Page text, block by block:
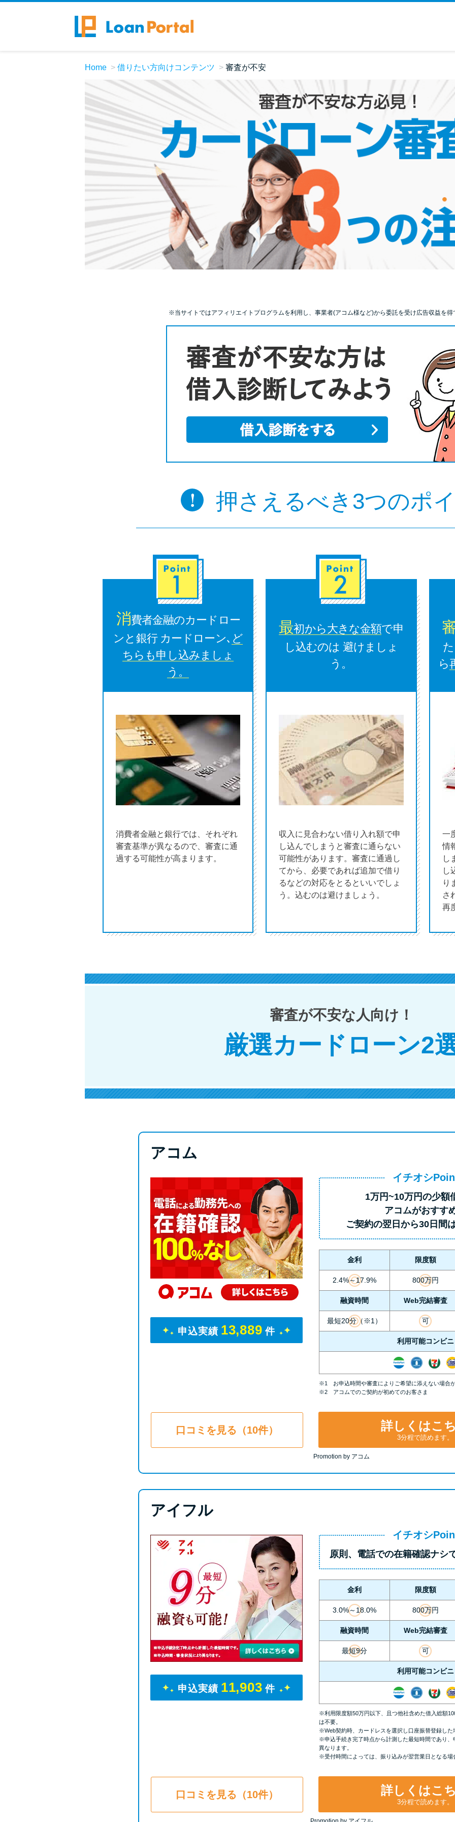
Home 借りたい方向けコンテンツ 審査が不安
※当サイトではアフィリエイトプログラムを利用し、事業者(アコム様など)から委託を受け広告収益を得
押さえるべき3つのポ
消費者金融のカードロー
ンと銀行 カードローン､ ど
ちらも申し込みましょ
う。
消費者金融と銀行では、それぞれ
審査基準が異なるので、審査に通
過する可能性が高まります。
最初から大きな金額で申
し込むのは 避けましょ
う。
収入に見合わない借り入れ額で申
し込んでしまうと審査に通らない
可能性があります。審査に通過し
てから、必要であれば追加で借り
るなどの対応をとるといいでしょ
う。込むのは避けましょう。
ら
一
情
し
し
り
さ
再
審査が不安な人向け！
厳選カードローン2
アコム
申込実績 13,889 件
イチオシ
1万円~10万円の少額
アコムがおすす
ご契約の翌日から30日間
金利 限度額
2.4%～17.9% 800万円
融資時間 Web完結審査
最短20分（※1） 可
利用可能コンビニ
※1 お申込時間や審査によりご希望に添えない場合が
※2 アコムでのご契約が初めてのお客さま
口コミを見る（10件） 詳しくはこ
3分程で読めます。
Promotion by アコム
アイフル
申込実績 11,903 件
イチオシ
原則、 電話での在籍確認ナシ
金利 限度額
3.0%～18.0% 800万円
融資時間 Web完結審査
最短9分 可
利用可能コンビニ
※利用限度額50万円以下、且つ他社含めた借入総額
は不要。
※Web契約時、カードレスを選択し口座振替登録した
※申込手続き完了時点から計測した最短時間であり、
異なります。
※受付時間によっては、振り込みが翌営業日となる場
口コミを見る（10件） 詳しくはこ
3分程で読めます。